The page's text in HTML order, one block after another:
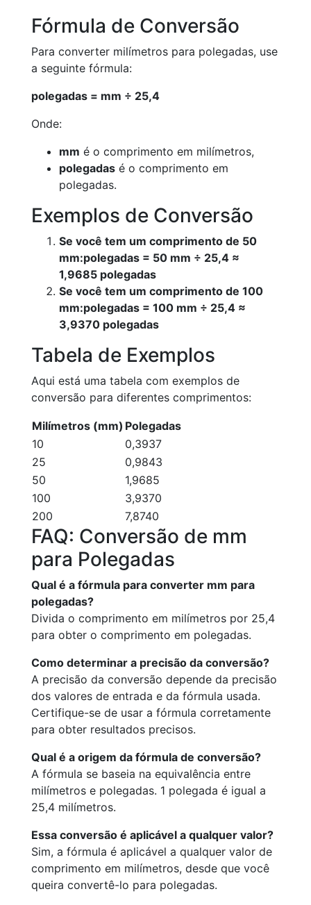
Fórmula de Conversão
Para converter milímetros para polegadas, use
a seguinte fórmula:
polegadas = mm ÷ 25,4
Onde:
mm é o comprimento em milímetros,
polegadas é o comprimento em
polegadas.
Exemplos de Conversão
Se você tem um comprimento de 50
mm:polegadas = 50 mm ÷ 25,4 ≈
1,9685 polegadas
Se você tem um comprimento de 100
mm:polegadas = 100 mm ÷ 25,4 ≈
3,9370 polegadas
Tabela de Exemplos
Aqui está uma tabela com exemplos de
conversão para diferentes comprimentos:
Milímetros (mm) Polegadas
10
0,3937
25
0,9843
50
1,9685
100
3,9370
200
7,8740
FAQ: Conversão de mm
para Polegadas
Qual é a fórmula para converter mm para
polegadas?
Divida o comprimento em milímetros por 25,4
para obter o comprimento em polegadas.
Como determinar a precisão da conversão?
A precisão da conversão depende da precisão
dos valores de entrada e da fórmula usada.
Certifique-se de usar a fórmula corretamente
para obter resultados precisos.
Qual é a origem da fórmula de conversão?
A fórmula se baseia na equivalência entre
milímetros e polegadas. 1 polegada é igual a
25,4 milímetros.
Essa conversão é aplicável a qualquer valor?
Sim, a fórmula é aplicável a qualquer valor de
comprimento em milímetros, desde que você
queira convertê-lo para polegadas.